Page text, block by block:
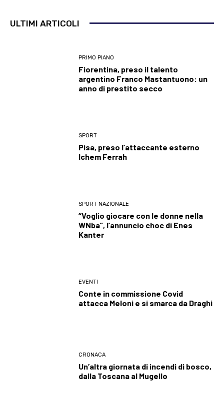
ULTIMI ARTICOLI
PRIMO PIANO
Fiorentina, preso il talento
argentino Franco Mastantuono: un
anno di prestito secco
SPORT
Pisa, preso l’attaccante esterno
Ichem Ferrah
SPORT NAZIONALE
“Voglio giocare con le donne nella
WNba”, l’annuncio choc di Enes
Kanter
EVENTI
Conte in commissione Covid
attacca Meloni e si smarca da Draghi
CRONACA
Un’altra giornata di incendi di bosco,
dalla Toscana al Mugello